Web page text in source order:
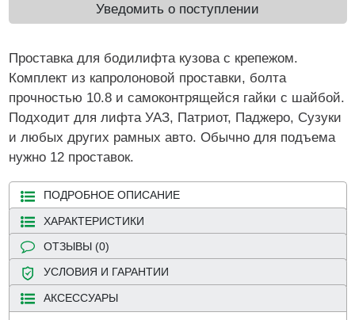
Уведомить о поступлении
Проставка для бодилифта кузова с крепежом.
Комплект из капролоновой проставки, болта
прочностью 10.8 и самоконтрящейся гайки с шайбой.
Подходит для лифта УАЗ, Патриот, Паджеро, Сузуки
и любых других рамных авто. Обычно для подъема
нужно 12 проставок.
ПОДРОБНОЕ ОПИСАНИЕ
ХАРАКТЕРИСТИКИ
ОТЗЫВЫ (0)
УСЛОВИЯ И ГАРАНТИИ
АКСЕССУАРЫ